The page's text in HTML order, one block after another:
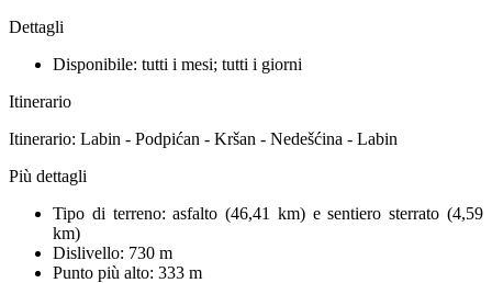
Dettagli
Disponibile: tutti i mesi; tutti i giorni
Itinerario
Itinerario: Labin - Podpićan - Kršan - Nedešćina - Labin
Più dettagli
Tipo di terreno: asfalto (46,41 km) e sentiero sterrato (4,59
km)
Dislivello: 730 m
Punto più alto: 333 m